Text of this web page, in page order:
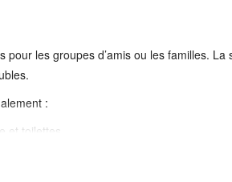
les groupes d’amis ou les familles.
:
et toilettes